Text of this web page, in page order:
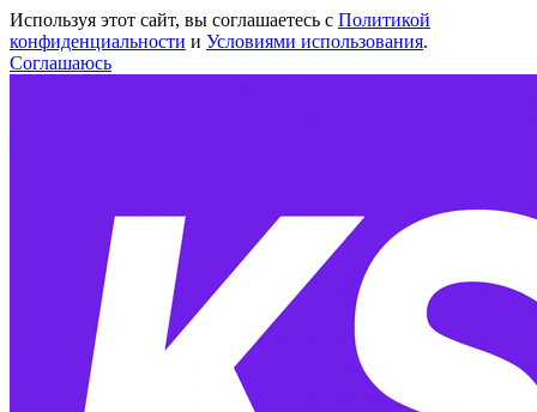
Используя этот сайт, вы соглашаетесь с Политикой
конфиденциальности и Условиями использования.
Соглашаюсь